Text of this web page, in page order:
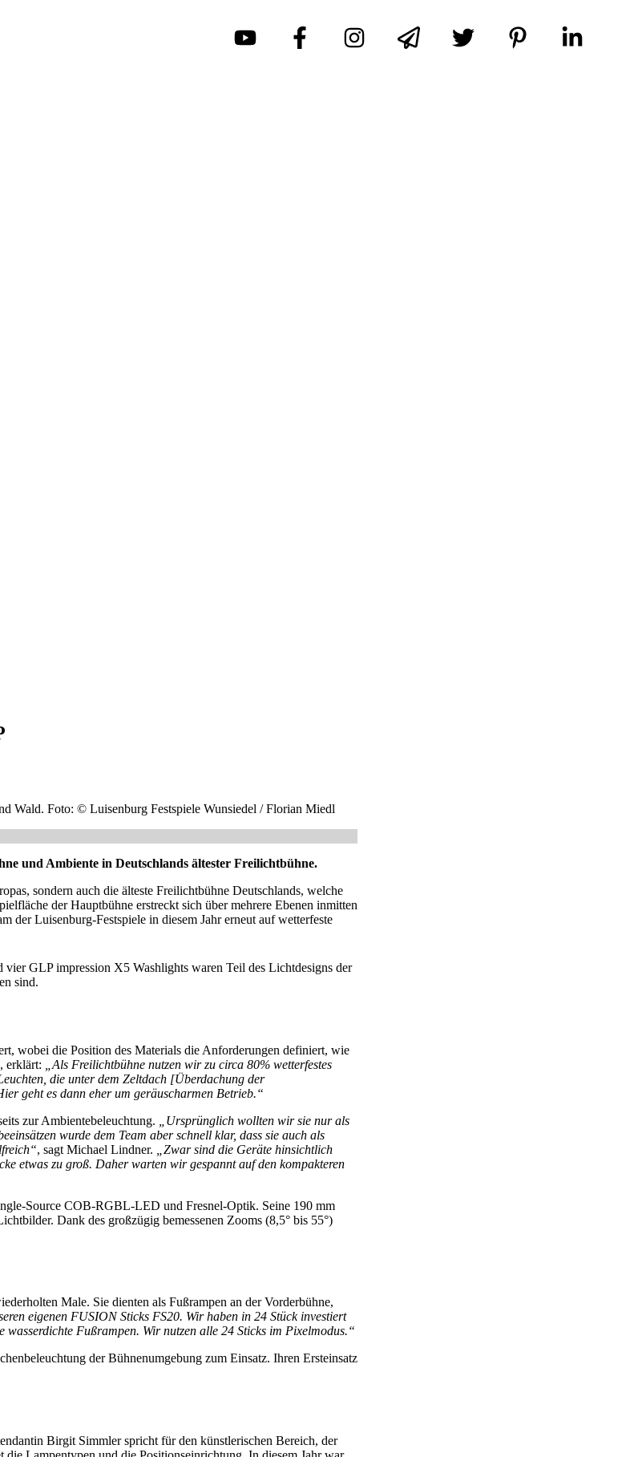
Wald. Foto: © Luisenburg Festspiele Wunsiedel / Florian Miedl
und Ambiente in Deutschlands ältester Freilichtbühne.
sondern auch die älteste Freilichtbühne Deutschlands, welche
der Hauptbühne erstreckt sich über mehrere Ebenen inmitten
der Luisenburg-Festspiele in diesem Jahr erneut auf wetterfeste
GLP impression X5 Washlights waren Teil des Lichtdesigns der
sind.
wobei die Position des Materials die Anforderungen definiert, wie
erklärt:
„Als Freilichtbühne nutzen wir zu circa 80% wetterfestes
die unter dem Zeltdach [Überdachung der
geht es dann eher um geräuscharmen Betrieb.“
zur Ambientebeleuchtung.
„Ursprünglich wollten wir sie nur als
wurde dem Team aber schnell klar, dass sie auch als
, sagt Michael Lindner.
„Zwar sind die Geräte hinsichtlich
etwas zu groß. Daher warten wir gespannt auf den kompakteren
Source COB-RGBL-LED und Fresnel-Optik. Seine 190 mm
Dank des großzügig bemessenen Zooms (8,5° bis 55°)
Male. Sie dienten als Fußrampen an der Vorderbühne,
eigenen FUSION Sticks FS20. Wir haben in 24 Stück investiert
wasserdichte Fußrampen. Wir nutzen alle 24 Sticks im Pixelmodus.“
der Bühnenumgebung zum Einsatz. Ihren Ersteinsatz
Birgit Simmler spricht für den künstlerischen Bereich, der